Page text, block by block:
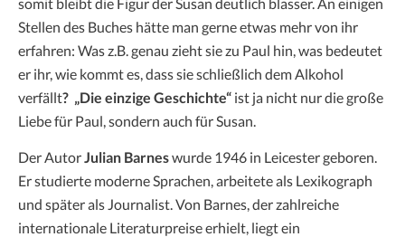
somit bleibt die Figur der Susan deutlich blasser. An einigen
Stellen des Buches hätte man gerne etwas mehr von ihr
erfahren: Was z.B. genau zieht sie zu Paul hin, was bedeutet
er ihr, wie kommt es, dass sie schließlich dem Alkohol
verfällt? „Die einzige Geschichte“ ist ja nicht nur die große
Liebe für Paul, sondern auch für Susan.
Der AutorJulian Barneswurde 1946 in Leicester geboren.
Er studierte moderne Sprachen, arbeitete als Lexikograph
und später als Journalist. Von Barnes, der zahlreiche
internationale Literaturpreise erhielt, liegt ein